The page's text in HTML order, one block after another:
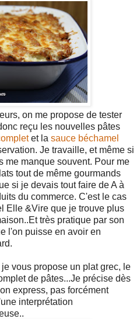
on me propose de tester
reçu les nouvelles pâtes
et la sauce béchamel
Je travaille, et même si
me manque souvent. Pour me
tout de même gourmands
si je devais tout faire de A à
du commerce. C'est le cas
Elle &Vire que je trouve plus
très pratique par son
l'on puisse en avoir en
vous propose un plat grec, le
de pâtes...Je précise dès
express, pas forcément
interprétation